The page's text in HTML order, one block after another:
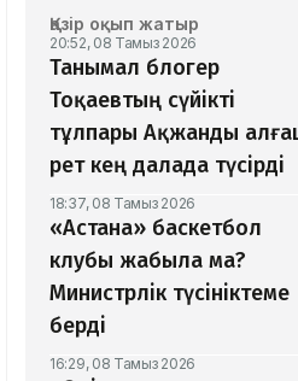
Қазір оқып жатыр
20:52, 08 Тамыз 2026
Танымал блогер
Тоқаевтың сүйікті
тұлпары Ақжанды
рет кең далада түсірді
18:37, 08 Тамыз 2026
«Астана» баскетбол
клубы жабыла ма?
Министрлік түсініктеме
берді
16:29, 08 Тамыз 2026